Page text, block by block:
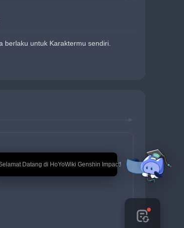
Selamat Datang di HoYoWiki Genshin Impact!
untuk Karaktermu sendiri.